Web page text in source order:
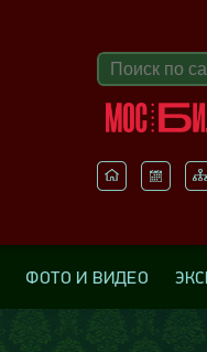
ФОТО И ВИДЕО